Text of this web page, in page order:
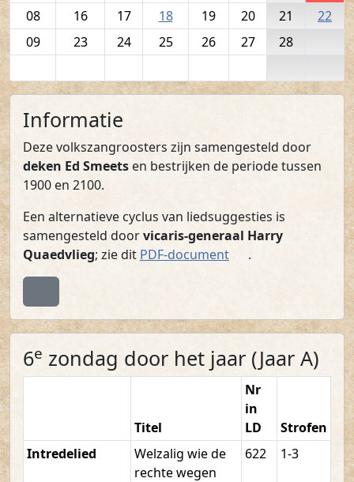
08
16 17 18 19 20 21
22
09
23 24 25 26 27 28
Informatie
Deze volkszangroosters zijn samengesteld door
deken Ed Smeetsen bestrijken de periode tussen
1900 en 2100.
Een alternatieve cyclus van liedsuggesties is
samengesteld doorvicaris-generaal Harry
Quaedvlieg; zie dit PDF-document(PDF).
6e zondag door het jaar (Jaar A)
Titel
Nr
in
LD
Strofen
Intredelied
Welzalig wie de
rechte wegen
622 1-3